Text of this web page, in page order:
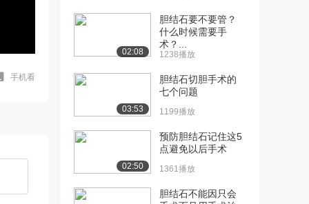
手机看
02:08
胆结石要不要管？
什么时候需要手
术？...
1238播放
03:53
胆结石切胆手术的
七个问题
1199播放
02:50
预防胆结石记住这5
点避免以后手术
1361播放
胆结石不能因只会